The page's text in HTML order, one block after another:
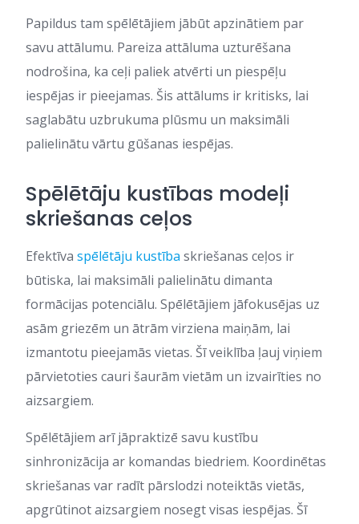
Papildus tam spēlētājiem jābūt apzinātiem par
savu attālumu. Pareiza attāluma uzturēšana
nodrošina, ka ceļi paliek atvērti un piespēļu
iespējas ir pieejamas. Šis attālums ir kritisks, lai
saglabātu uzbrukuma plūsmu un maksimāli
palielinātu vārtu gūšanas iespējas.
Spēlētāju kustības modeļi
skriešanas ceļos
Efektīva spēlētāju kustība skriešanas ceļos ir
būtiska, lai maksimāli palielinātu dimanta
formācijas potenciālu. Spēlētājiem jāfokusējas uz
asām griezēm un ātrām virziena maiņām, lai
izmantotu pieejamās vietas. Šī veiklība ļauj viņiem
pārvietoties cauri šaurām vietām un izvairīties no
aizsargiem.
Spēlētājiem arī jāpraktizē savu kustību
sinhronizācija ar komandas biedriem. Koordinētas
skriešanas var radīt pārslodzi noteiktās vietās,
apgrūtinot aizsargiem nosegt visas iespējas. Šī